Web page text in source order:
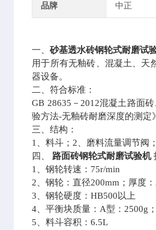
品牌 中正
一、砂基透水砖钢轮式耐磨试
用于所有无釉砖、混凝土、天
器设备。
二、符合标准：
GB 28635 －2012混凝土路面
验方法-无釉砖耐磨深度的测定
三、结构：
1
、料斗；2、磨料流量调节
四、
路面砖钢轮式耐磨试验机
1
、钢轮转速：75r/min
2 、钢轮：直径200mm；厚度
3 、钢轮硬度：HB500以上
4 、平衡块质量：A型：2500g
5 、料斗容积：6.5L